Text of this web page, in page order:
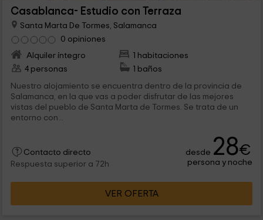
Casablanca- Estudio con Terraza
Santa Marta De Tormes, Salamanca
0 opiniones
Alquiler íntegro
1 habitaciones
4 personas
1 baños
Nuestro alojamiento se encuentra dentro de la provincia de
Salamanca, en la que vas a poder disfrutar de las mejores
vistas del pueblo de Santa Marta de Tormes. Se trata de un
entorno con...
Contacto directo
Respuesta superior a 72h
desde 28€
persona y noche
VER OFERTA